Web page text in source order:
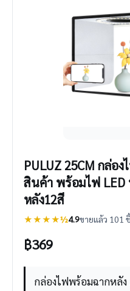
PULUZ 25CM กล่อ
สินค้า พร้อมไฟ
หลัง12สี
★★★★½4.9ขายแล้ว 101
฿369
กล่องไฟพร้อมฉากหลั